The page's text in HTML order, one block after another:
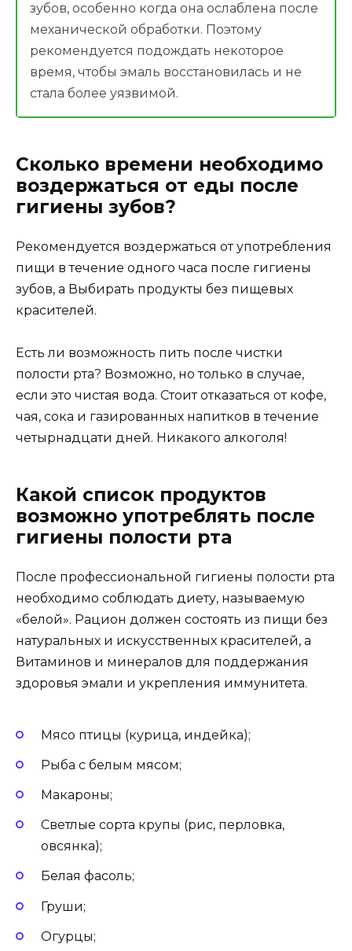
зубов, особенно когда она ослаблена после
механической обработки. Поэтому
рекомендуется подождать некоторое
время, чтобы эмаль восстановилась и не
стала более уязвимой.
Сколько времени необходимо
воздержаться от еды после
гигиены зубов?
Рекомендуется воздержаться от употребления
пищи в течение одного часа после гигиены
зубов, а Выбирать продукты без пищевых
красителей.
Есть ли возможность пить после чистки
полости рта? Возможно, но только в случае,
если это чистая вода. Стоит отказаться от кофе,
чая, сока и газированных напитков в течение
четырнадцати дней. Никакого алкоголя!
Какой список продуктов
возможно употреблять после
гигиены полости рта
После профессиональной гигиены полости рта
необходимо соблюдать диету, называемую
«белой». Рацион должен состоять из пищи без
натуральных и искусственных красителей, а
Витаминов и минералов для поддержания
здоровья эмали и укрепления иммунитета.
Мясо птицы (курица, индейка);
Рыба с белым мясом;
Макароны;
Светлые сорта крупы (рис, перловка,
овсянка);
Белая фасоль;
Груши;
Огурцы;